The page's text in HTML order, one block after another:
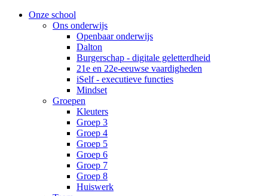
Onze school
Ons onderwijs
Openbaar onderwijs
Dalton
Burgerschap - digitale geletterdheid
21e en 22e-eeuwse vaardigheden
iSelf - executieve functies
Mindset
Groepen
Kleuters
Groep 3
Groep 4
Groep 5
Groep 6
Groep 7
Groep 8
Huiswerk